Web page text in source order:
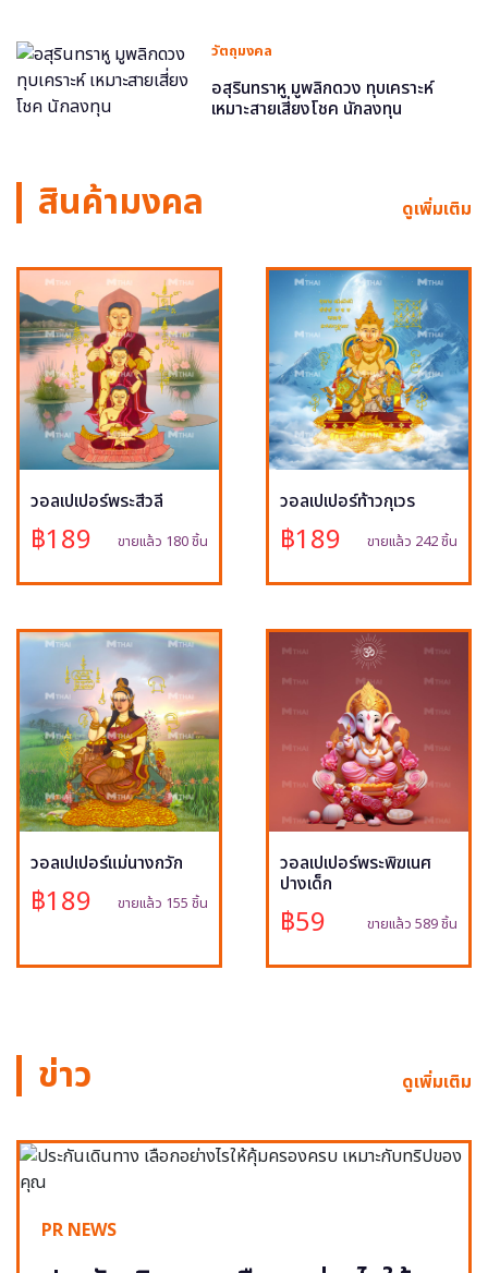
วัตถุมงคล
อสุรินทราหู มูพลิกดวง ทุบเคราะห์
เหมาะสายเสี่ยงโชค นักลงทุน
สินค้ามงคล ดูเพิ่มเติม
วอลเปเปอร์พระสีวลี
฿189 ขายแล้ว 180 ชิ้น
วอลเปเปอร์ท้าวกุเวร
฿189 ขายแล้ว 242 ชิ้น
วอลเปเปอร์แม่นางกวัก
฿189 ขายแล้ว 155 ชิ้น
วอลเปเปอร์พระพิฆเนศ
ปางเด็ก
฿59 ขายแล้ว 589 ชิ้น
ข่าว ดูเพิ่มเติม
PR NEWS